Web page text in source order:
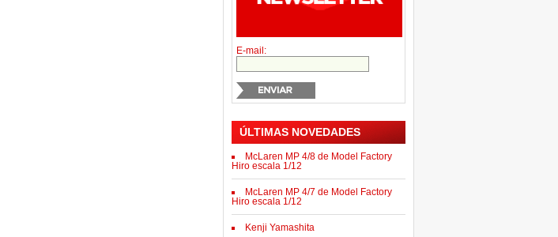
E-mail:
ÚLTIMAS NOVEDADES
McLaren MP 4/8 de Model Factory
Hiro escala 1/12
McLaren MP 4/7 de Model Factory
Hiro escala 1/12
Kenji Yamashita